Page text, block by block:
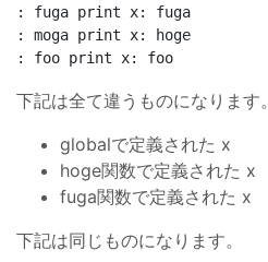
: fuga print x: fuga
: moga print x: hoge
下記は全て違うものになります。
globalで定義された x
hoge関数で定義された x
fuga関数で定義された x
下記は同じものになります。